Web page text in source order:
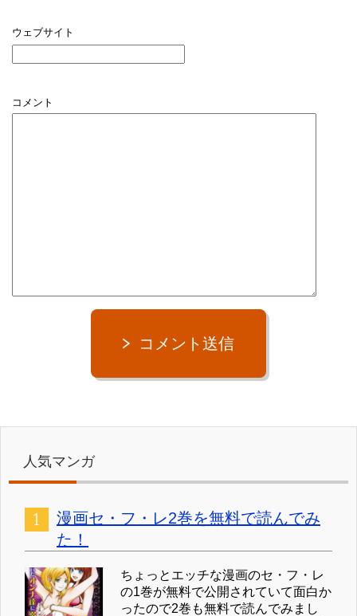
ウェブサイト
コメント
コメント送信
人気マンガ
漫画セ・フ・レ2巻を無料で読んでみ
た！
ちょっとエッチな漫画のセ・フ・レ
の1巻が無料で公開されていて面白か
ったので2巻も無料で読んでみまし